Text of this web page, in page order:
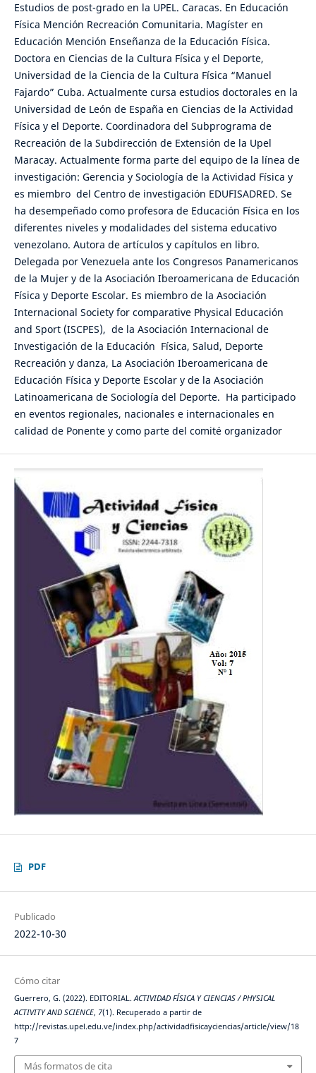
Estudios de post-grado en la UPEL. Caracas. En Educación
Física Mención Recreación Comunitaria. Magíster en
Educación Mención Enseñanza de la Educación Física.
Doctora en Ciencias de la Cultura Física y el Deporte,
Universidad de la Ciencia de la Cultura Física “Manuel
Fajardo” Cuba. Actualmente cursa estudios doctorales en la
Universidad de León de España en Ciencias de la Actividad
Física y el Deporte. Coordinadora del Subprograma de
Recreación de la Subdirección de Extensión de la Upel
Maracay. Actualmente forma parte del equipo de la línea de
investigación: Gerencia y Sociología de la Actividad Física y
es miembro del Centro de investigación EDUFISADRED. Se
ha desempeñado como profesora de Educación Física en los
diferentes niveles y modalidades del sistema educativo
venezolano. Autora de artículos y capítulos en libro.
Delegada por Venezuela ante los Congresos Panamericanos
de la Mujer y de la Asociación Iberoamericana de Educación
Física y Deporte Escolar. Es miembro de la Asociación
Internacional Society for comparative Physical Educación
and Sport (ISCPES), de la Asociación Internacional de
Investigación de la Educación Física, Salud, Deporte
Recreación y danza, La Asociación Iberoamericana de
Educación Física y Deporte Escolar y de la Asociación
Latinoamericana de Sociología del Deporte. Ha participado
en eventos regionales, nacionales e internacionales en
calidad de Ponente y como parte del comité organizador
PDF
Publicado
2022-10-30
Cómo citar
Guerrero, G. (2022). EDITORIAL.ACTIVIDAD FÍSICA Y CIENCIAS / PHYSICAL
ACTIVITY AND SCIENCE, 7(1). Recuperado a partir de
http://revistas.upel.edu.ve/index.php/actividadfisicayciencias/article/view/18
7
Más formatos de cita